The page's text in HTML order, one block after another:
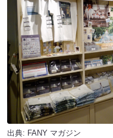
出典: FANY マガジン